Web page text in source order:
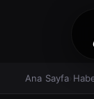
Ana Sayfa